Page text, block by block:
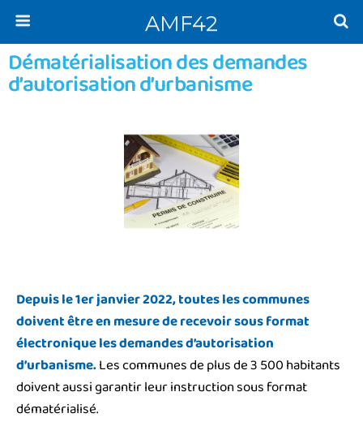
AMF42
Dématérialisation des demandes
d’autorisation d’urbanisme
Depuis le 1er janvier 2022, toutes les communes
doivent être en mesure de recevoir sous format
électronique les demandes d’autorisation
d’urbanisme.Les communes de plus de 3 500 habitants
doivent aussi garantir leur instruction sous format
dématérialisé.